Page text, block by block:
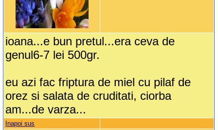
ioana...e bun pretul...era ceva de
genul6-7 lei 500gr.
eu azi fac friptura de miel cu pilaf de
orez si salata de cruditati, ciorba
am...de varza...
Inapoi sus